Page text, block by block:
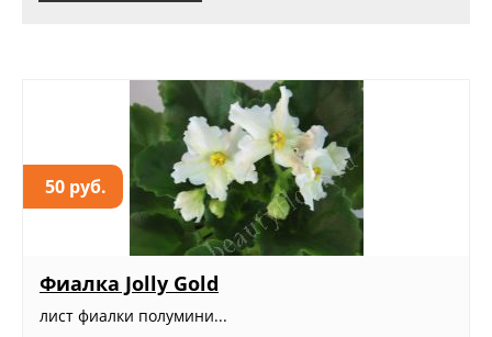
50 руб.
Фиалка Jolly Gold
лист фиалки полумини...